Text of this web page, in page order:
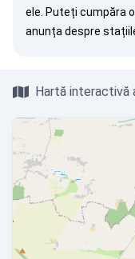
ele. Puteți cumpăra
anunța despre
Hartă interactivă